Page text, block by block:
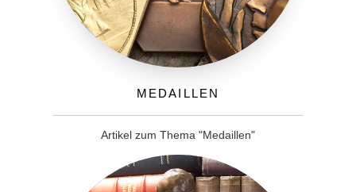
Medaillen
Artikel zum Thema "Medaillen"